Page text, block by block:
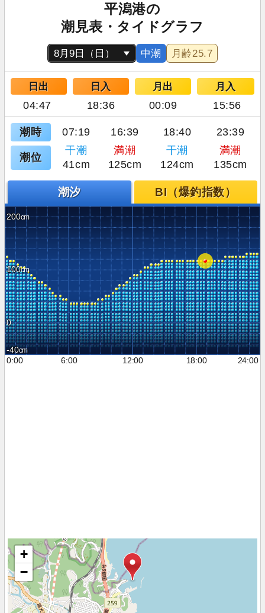
平潟港の
潮見表・タイドグラフ
中潮 月齢25.7
日出 日入 月出 月入
04:47 18:36 00:09 15:56
潮時 07:19 16:39 18:40 23:39
潮位
干潮 満潮 干潮
満潮
41cm
125cm 124cm 135cm
潮汐 BI（爆釣指数）
200
100
0
-40
0:00
6:00 12:00 18:00 24:00
+
−